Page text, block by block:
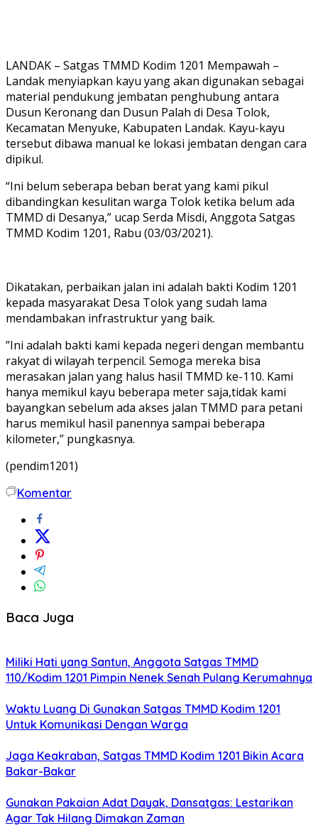
LANDAK – Satgas TMMD Kodim 1201 Mempawah –
Landak menyiapkan kayu yang akan digunakan sebagai
material pendukung jembatan penghubung antara
Dusun Keronang dan Dusun Palah di Desa Tolok,
Kecamatan Menyuke, Kabupaten Landak. Kayu-kayu
tersebut dibawa manual ke lokasi jembatan dengan cara
dipikul.
“Ini belum seberapa beban berat yang kami pikul
dibandingkan kesulitan warga Tolok ketika belum ada
TMMD di Desanya,” ucap Serda Misdi, Anggota Satgas
TMMD Kodim 1201, Rabu (03/03/2021).
Dikatakan, perbaikan jalan ini adalah bakti Kodim 1201
kepada masyarakat Desa Tolok yang sudah lama
mendambakan infrastruktur yang baik.
”Ini adalah bakti kami kepada negeri dengan membantu
rakyat di wilayah terpencil. Semoga mereka bisa
merasakan jalan yang halus hasil TMMD ke-110. Kami
hanya memikul kayu beberapa meter saja,tidak kami
bayangkan sebelum ada akses jalan TMMD para petani
harus memikul hasil panennya sampai beberapa
kilometer,” pungkasnya.
(pendim1201)
Komentar
Baca Juga
Miliki Hati yang Santun, Anggota Satgas TMMD
110/Kodim 1201 Pimpin Nenek Senah Pulang Kerumahnya
Waktu Luang Di Gunakan Satgas TMMD Kodim 1201
Untuk Komunikasi Dengan Warga
Jaga Keakraban, Satgas TMMD Kodim 1201 Bikin Acara
Bakar-Bakar
Gunakan Pakaian Adat Dayak, Dansatgas: Lestarikan
Agar Tak Hilang Dimakan Zaman